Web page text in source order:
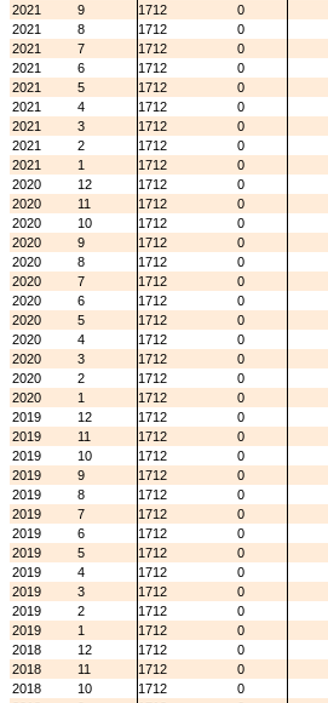
2021
9 1712
0
2021
8 1712
0
2021
7 1712
0
2021
6 1712
0
2021
5 1712
0
2021
4 1712
0
2021
3 1712
0
2021
2 1712
0
2021
1 1712
0
2020
12 1712
0
2020
11 1712
0
2020
10 1712
0
2020
9 1712
0
2020
8 1712
0
2020
7 1712
0
2020
6 1712
0
2020
5 1712
0
2020
4 1712
0
2020
3 1712
0
2020
2 1712
0
2020
1 1712
0
2019
12 1712
0
2019
11 1712
0
2019
10 1712
0
2019
9 1712
0
2019
8 1712
0
2019
7 1712
0
2019
6 1712
0
2019
5 1712
0
2019
4 1712
0
2019
3 1712
0
2019
2 1712
0
2019
1 1712
0
2018
12 1712
0
2018
11 1712
0
2018
10 1712
0